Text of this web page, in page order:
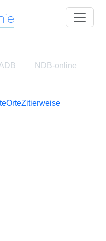
ADB NDB-online
OrteZitierweise